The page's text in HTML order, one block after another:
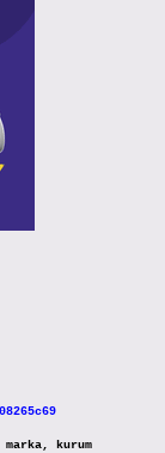
kurum